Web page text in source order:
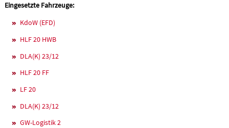
Eingesetzte Fahrzeuge:
KdoW (EFD)
HLF 20 HWB
DLA(K) 23/12
HLF 20 FF
LF 20
DLA(K) 23/12
GW-Logistik 2